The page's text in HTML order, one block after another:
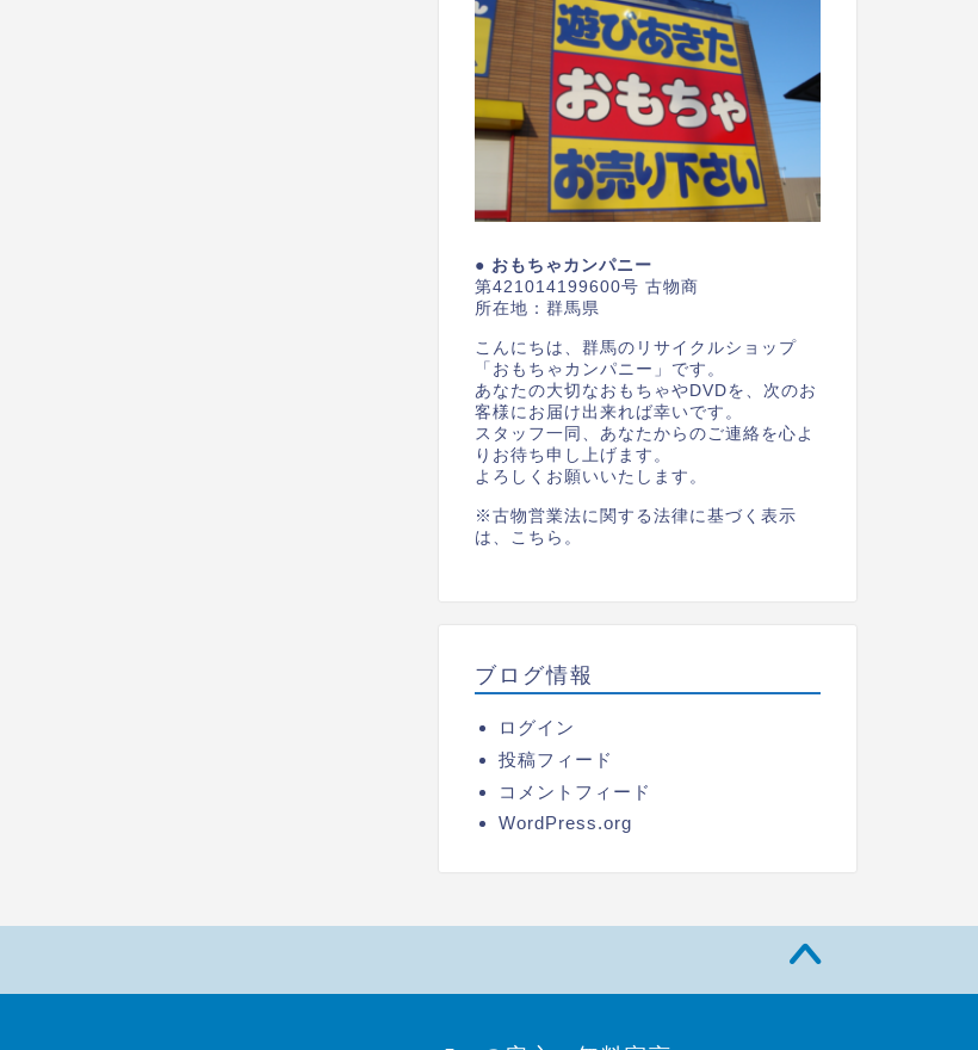
● おもちゃカンパニー
第421014199600号 古物商
所在地：群馬県
こんにちは、群馬のリサイクルショップ
「おもちゃカンパニー」です。
あなたの大切なおもちゃやDVDを、次のお
客様にお届け出来れば幸いです。
スタッフ一同、あなたからのご連絡を心よ
りお待ち申し上げます。
よろしくお願いいたします。
※古物営業法に関する法律に基づく表示
は、 こちら。
ブログ情報
ログイン
投稿フィード
コメントフィード
WordPress.org